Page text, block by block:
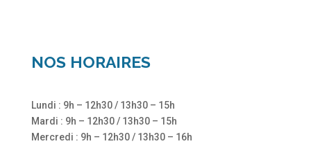
NOS HORAIRES
Lundi : 9h – 12h30 / 13h30 – 15h
Mardi : 9h – 12h30 / 13h30 – 15h
Mercredi : 9h – 12h30 / 13h30 – 16h